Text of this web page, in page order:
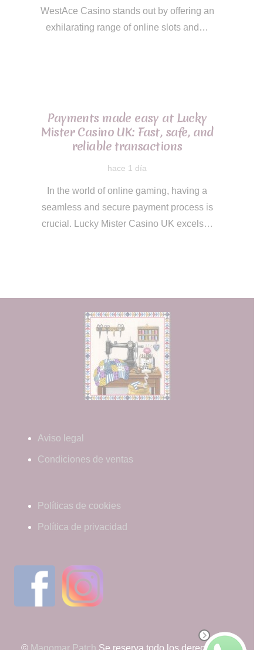
WestAce Casino stands out by offering an
exhilarating range of online slots and…
Payments made easy at Lucky
Mister Casino UK: Fast, safe, and
reliable transactions
hace 1 día
In the world of online gaming, having a
seamless and secure payment process is
crucial. Lucky Mister Casino UK excels…
Aviso legal
Condiciones de ventas
Políticas de cookies
Política de privacidad